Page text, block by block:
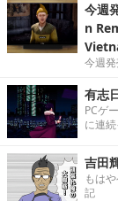
今週
n
今週発
有志
PCゲ
に連続
吉田
もは
記